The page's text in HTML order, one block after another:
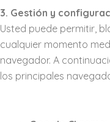
3. Gestión y
Usted puede permitir,
cualquier momento
navegador. A
los principales